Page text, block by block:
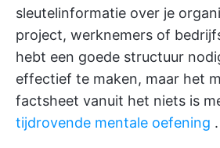
sleutelinformatie over je
project, werknemers of
hebt een goede structuur
effectief te maken, maar het
factsheet vanuit het niets is
tijdrovende mentale oefening .